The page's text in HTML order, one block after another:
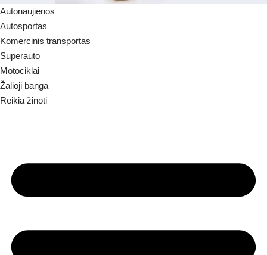
Autonaujienos
Autosportas
Komercinis transportas
Superauto
Motociklai
Žalioji banga
Reikia žinoti